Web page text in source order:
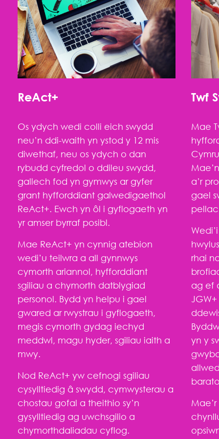
ReAct+
Os ydych wedi colli eich swydd
neu’n ddi-waith yn ystod y 12 mis
diwethaf, neu os ydych o dan
rybudd cyfredol o ddileu swydd,
gallech fod yn gymwys ar gyfer
grant hyfforddiant galwedigaethol
ReAct+. Ewch yn ôl i gyflogaeth yn
yr amser byrraf posibl.
Mae ReAct+ yn cynnig atebion
wedi’u teilwra a all gynnwys
cymorth ariannol, hyfforddiant
sgiliau a chymorth datblygiad
personol. Bydd yn helpu i gael
gwared ar rwystrau i gyflogaeth,
megis cymorth gydag iechyd
meddwl, magu hyder, sgiliau iaith a
mwy.
Nod ReAct+ yw cefnogi sgiliau
cysylltiedig â swydd, cymwysterau a
chostau gofal a theithio sy’n
gysylltiedig ag uwchsgilio a
chymorthdaliadau cyflog.
Twf
Mae
a’r
gael
rhai
ag ef
yn y